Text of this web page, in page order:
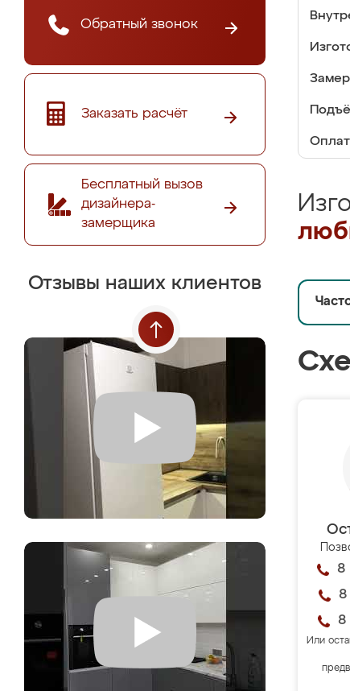
Обратный звонок
Заказать расчёт
Бесплатный вызов
дизайнера-
замерщика
Отзывы наших клиентов
8
8
8
Или